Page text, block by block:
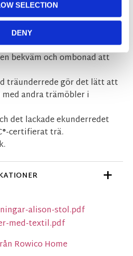
SELECTION
DENY
microfibertyg har
Alison stol ett snurrbart
sitsen och de höga
bekväm och ombonad att
träunderrede gör det lätt att
andra trämöbler i
det lackade ekunderredet
certifierat trä.
alison-stol.pdf
med-textil.pdf
Rowico Home